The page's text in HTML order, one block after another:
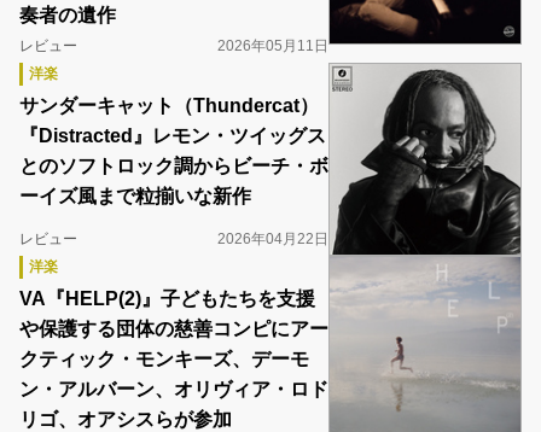
奏者の遺作
レビュー
2026年05月11日
洋楽
サンダーキャット（Thundercat）
『Distracted』レモン・ツイッグス
とのソフトロック調からビーチ・ボ
ーイズ風まで粒揃いな新作
レビュー
2026年04月22日
洋楽
VA『HELP(2)』子どもたちを支援
や保護する団体の慈善コンピにアー
クティック・モンキーズ、デーモ
ン・アルバーン、オリヴィア・ロド
リゴ、オアシスらが参加